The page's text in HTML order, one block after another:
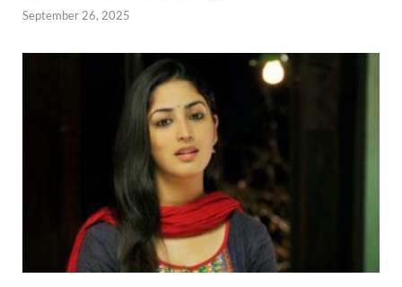
September 26, 2025